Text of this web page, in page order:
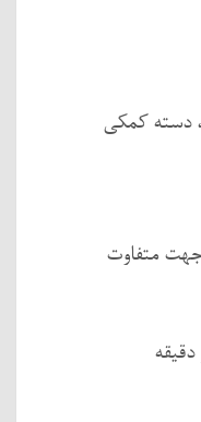
دسته کمکی
متفاوت